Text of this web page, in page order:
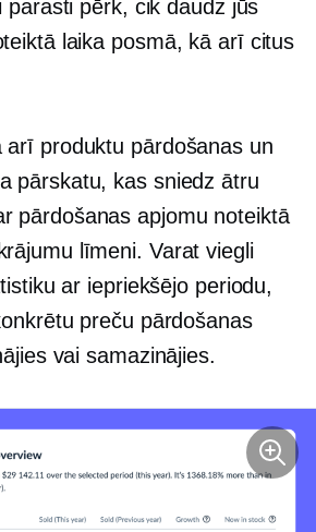
parasti pērk, cik daudz jūs
laika posmā, kā arī citus
arī produktu pārdošanas un
pārskatu, kas sniedz ātru
pārdošanas apjomu noteiktā
līmeni. Varat viegli
ar iepriekšējo periodu,
preču pārdošanas
vai samazinājies.